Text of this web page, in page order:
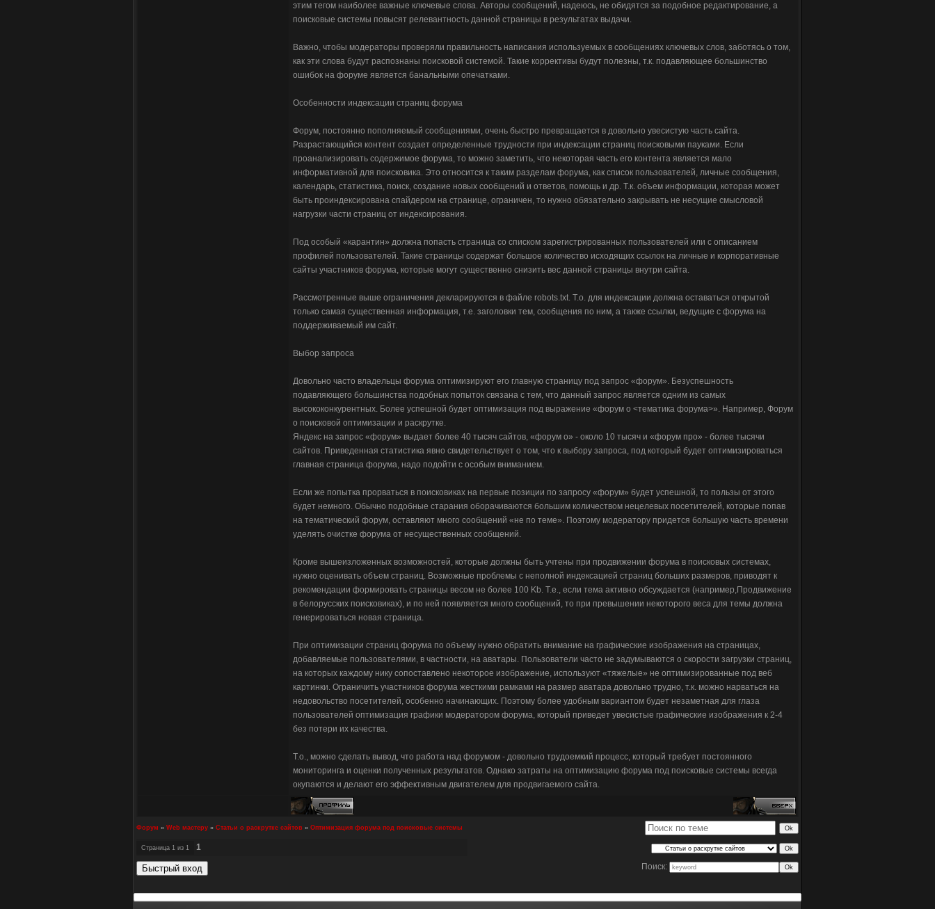
этим тегом наиболее важные ключевые слова. Авторы сообщений, надеюсь, не обидятся за подобное редактирование, а
поисковые системы повысят релевантность данной страницы в результатах выдачи.
Важно, чтобы модераторы проверяли правильность написания используемых в сообщениях ключевых слов, заботясь о том,
как эти слова будут распознаны поисковой системой. Такие коррективы будут полезны, т.к. подавляющее большинство
ошибок на форуме является банальными опечатками.
Особенности индексации страниц форума
Форум, постоянно пополняемый сообщениями, очень быстро превращается в довольно увесистую часть сайта.
Разрастающийся контент создает определенные трудности при индексации страниц поисковыми пауками. Если
проанализировать содержимое форума, то можно заметить, что некоторая часть его контента является мало
информативной для поисковика. Это относится к таким разделам форума, как список пользователей, личные сообщения,
календарь, статистика, поиск, создание новых сообщений и ответов, помощь и др. Т.к. объем информации, которая может
быть проиндексирована спайдером на странице, ограничен, то нужно обязательно закрывать не несущие смысловой
нагрузки части страниц от индексирования.
Под особый «карантин» должна попасть страница со списком зарегистрированных пользователей или с описанием
профилей пользователей. Такие страницы содержат большое количество исходящих ссылок на личные и корпоративные
сайты участников форума, которые могут существенно снизить вес данной страницы внутри сайта.
Рассмотренные выше ограничения декларируются в файле robots.txt. Т.о. для индексации должна оставаться открытой
только самая существенная информация, т.е. заголовки тем, сообщения по ним, а также ссылки, ведущие с форума на
поддерживаемый им сайт.
Выбор запроса
Довольно часто владельцы форума оптимизируют его главную страницу под запрос «форум». Безуспешность
подавляющего большинства подобных попыток связана с тем, что данный запрос является одним из самых
высококонкурентных. Более успешной будет оптимизация под выражение «форум о <тематика форума>». Например, Форум
о поисковой оптимизации и раскрутке.
Яндекс на запрос «форум» выдает более 40 тысяч сайтов, «форум о» - около 10 тысяч и «форум про» - более тысячи
сайтов. Приведенная статистика явно свидетельствует о том, что к выбору запроса, под который будет оптимизироваться
главная страница форума, надо подойти с особым вниманием.
Если же попытка прорваться в поисковиках на первые позиции по запросу «форум» будет успешной, то пользы от этого
будет немного. Обычно подобные старания оборачиваются большим количеством нецелевых посетителей, которые попав
на тематический форум, оставляют много сообщений «не по теме». Поэтому модератору придется большую часть времени
уделять очистке форума от несущественных сообщений.
Кроме вышеизложенных возможностей, которые должны быть учтены при продвижении форума в поисковых системах,
нужно оценивать объем страниц. Возможные проблемы с неполной индексацией страниц больших размеров, приводят к
рекомендации формировать страницы весом не более 100 Kb. Т.е., если тема активно обсуждается (например,Продвижение
в белорусских поисковиках), и по ней появляется много сообщений, то при превышении некоторого веса для темы должна
генерироваться новая страница.
При оптимизации страниц форума по объему нужно обратить внимание на графические изображения на страницах,
добавляемые пользователями, в частности, на аватары. Пользователи часто не задумываются о скорости загрузки страниц,
на которых каждому нику сопоставлено некоторое изображение, используют «тяжелые» не оптимизированные под веб
картинки. Ограничить участников форума жесткими рамками на размер аватара довольно трудно, т.к. можно нарваться на
недовольство посетителей, особенно начинающих. Поэтому более удобным вариантом будет незаметная для глаза
пользователей оптимизация графики модератором форума, который приведет увесистые графические изображения к 2-4
без потери их качества.
Т.о., можно сделать вывод, что работа над форумом - довольно трудоемкий процесс, который требует постоянного
мониторинга и оценки полученных результатов. Однако затраты на оптимизацию форума под поисковые системы всегда
окупаются и делают его эффективным двигателем для продвигаемого сайта.
Форум » Web мастеру » Статьи о раскрутке сайтов » Оптимизация форума под поисковые системы
Страница 1 из 1
1
Поиск: